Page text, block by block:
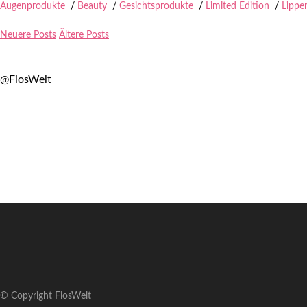
Augenprodukte / Beauty / Gesichtsprodukte / Limited Edition /
Neuere Posts Ältere Posts
@FiosWelt
© Copyright FiosWelt